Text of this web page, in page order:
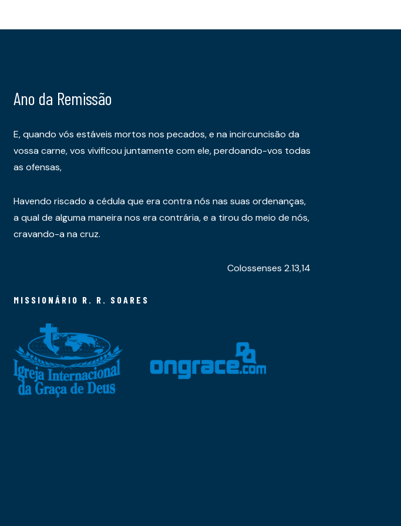
Ano da Remissão
E, quando vós estáveis mortos nos pecados, e na incircuncisão da
vossa carne, vos vivificou juntamente com ele, perdoando-vos todas
as ofensas,
Havendo riscado a cédula que era contra nós nas suas ordenanças,
a qual de alguma maneira nos era contrária, e a tirou do meio de nós,
cravando-a na cruz.
Colossenses 2.13,14
MISSIONÁRIO R. R. SOARES